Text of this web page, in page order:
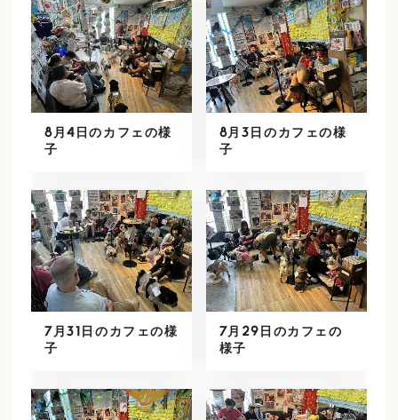
8月4日のカフェの様
子
8月3日のカフェの様
子
7月31日のカフェの様
子
7月29日のカフェの
様子